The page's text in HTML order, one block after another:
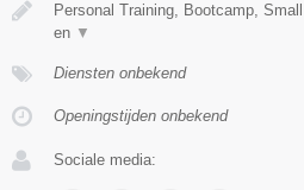
Personal Training, Bootcamp,
en ▼
Diensten onbekend
Openingstijden onbekend
Sociale media: